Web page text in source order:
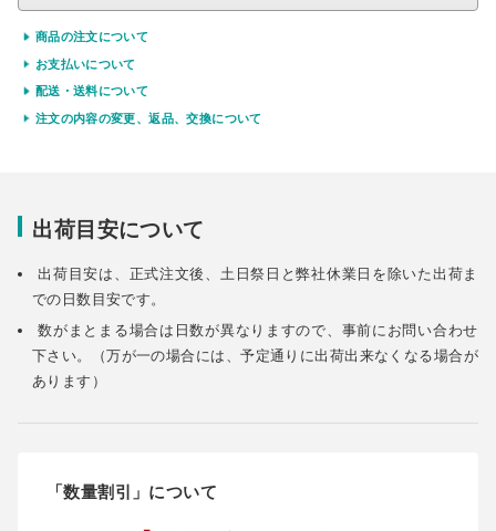
商品の注文について
お支払いについて
配送・送料について
注文の内容の変更、返品、交換について
出荷目安について
出荷目安は、正式注文後、土日祭日と弊社休業日を除いた出荷ま
での日数目安です。
数がまとまる場合は日数が異なりますので、事前にお問い合わせ
下さい。（万が一の場合には、予定通りに出荷出来なくなる場合が
あります）
「数量割引」について